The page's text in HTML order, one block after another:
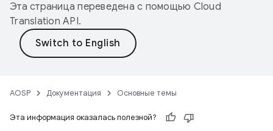
Эта страница переведена с помощью Cloud
Translation API.
AOSP Документация Основные темы
Эта информация оказалась полезной?